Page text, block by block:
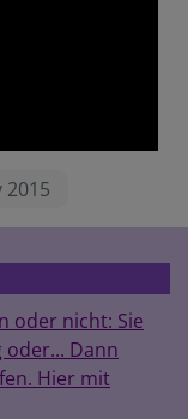
2015
oder nicht: Sie
Dann
Hier mit